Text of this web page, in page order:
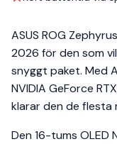
ASUS ROG
2026 för den som
snyggt paket. Med
NVIDIA GeForce
klarar den de flesta
Den 16-tums OLED